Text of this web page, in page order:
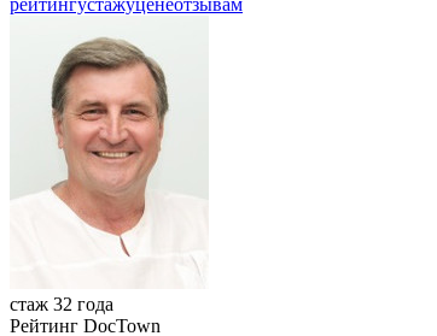
стаж 32 года
Рейтинг DocTown